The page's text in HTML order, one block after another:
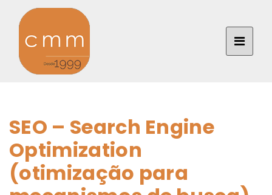
SEO – Search Engine
Optimization
(otimização para